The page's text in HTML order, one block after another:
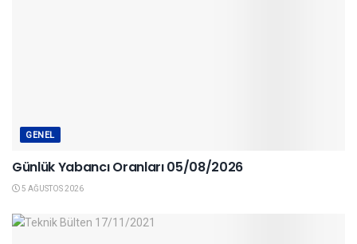
GENEL
Günlük Yabancı Oranları 05/08/2026
5 AĞUSTOS 2026